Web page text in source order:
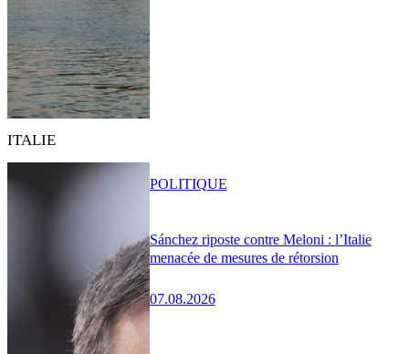
ITALIE
Sánchez riposte contre Meloni : l’Italie
menacée de mesures de rétorsion
07.08.2026
POLITIQUE